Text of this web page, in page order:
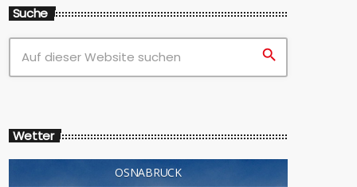
Suche
search
Wetter
OSNABRÜCK